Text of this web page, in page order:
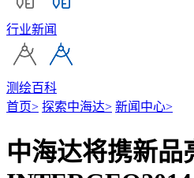
行业新闻
测绘百科
首页> 探索中海达> 新闻中心>
中海达将携新品